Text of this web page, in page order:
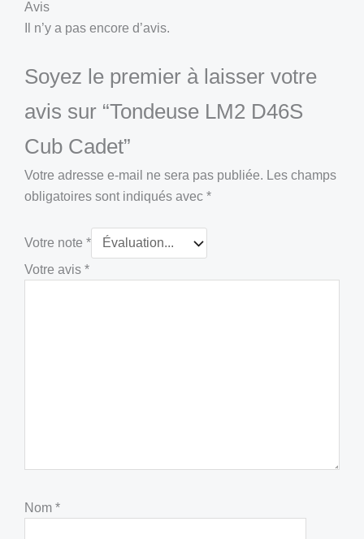
Avis
Il n’y a pas encore d’avis.
Soyez le premier à laisser votre
avis sur “Tondeuse LM2 D46S
Cub Cadet”
Votre adresse e-mail ne sera pas publiée. Les champs
obligatoires sont indiqués avec *
Votre note *
Votre avis *
Nom *